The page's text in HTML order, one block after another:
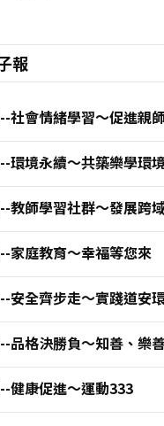
報
社會情緒學習～促進親
環境永續～共築樂學環
教師學習社群～發展跨
家庭教育～幸福等您來
安全齊步走～實踐道安
品格決勝負～知善、樂
健康促進～運動333